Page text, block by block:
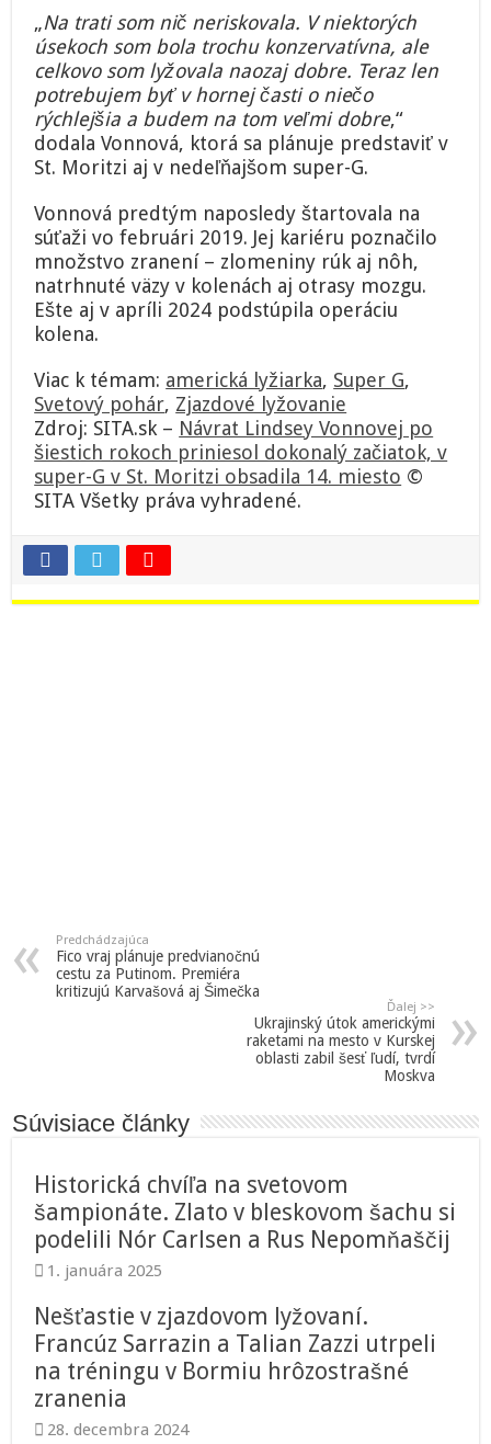
„Na trati som nič neriskovala. V niektorých
úsekoch som bola trochu konzervatívna, ale
celkovo som lyžovala naozaj dobre. Teraz len
potrebujem byť v hornej časti o niečo
rýchlejšia a budem na tom veľmi dobre,“
dodala Vonnová, ktorá sa plánuje predstaviť v
St. Moritzi aj v nedeľňajšom super-G.
Vonnová predtým naposledy štartovala na
súťaži vo februári 2019. Jej kariéru poznačilo
množstvo zranení – zlomeniny rúk aj nôh,
natrhnuté väzy v kolenách aj otrasy mozgu.
Ešte aj v apríli 2024 podstúpila operáciu
kolena.
Viac k témam: americká lyžiarka, Super G,
Svetový pohár, Zjazdové lyžovanie
Zdroj: SITA.sk – Návrat Lindsey Vonnovej po
šiestich rokoch priniesol dokonalý začiatok, v
super-G v St. Moritzi obsadila 14. miesto ©
SITA Všetky práva vyhradené.
Predchádzajúca
Fico vraj plánuje predvianočnú
cestu za Putinom. Premiéra
kritizujú Karvašová aj Šimečka
Ďalej >>
Ukrajinský útok americkými
raketami na mesto v Kurskej
oblasti zabil šesť ľudí, tvrdí
Moskva
Súvisiace články
Historická chvíľa na svetovom
šampionáte. Zlato v bleskovom šachu si
podelili Nór Carlsen a Rus Nepomňaščij
1. januára 2025
Nešťastie v zjazdovom lyžovaní.
Francúz Sarrazin a Talian Zazzi utrpeli
na tréningu v Bormiu hrôzostrašné
zranenia
28. decembra 2024